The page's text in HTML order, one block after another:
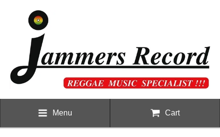
Menu Cart